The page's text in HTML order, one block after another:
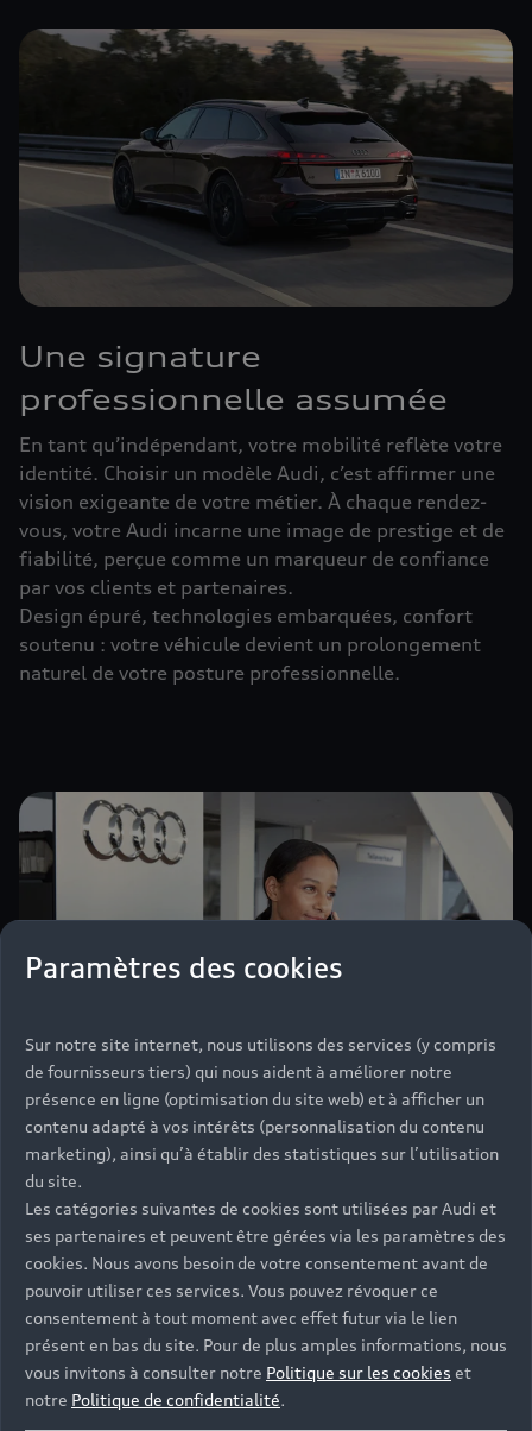
Une signature
professionnelle assumée
En tant qu’indépendant, votre mobilité reflète votre
identité. Choisir un modèle Audi, c’est affirmer une
vision exigeante de votre métier. À chaque rendez-
vous, votre Audi incarne une image de prestige et de
fiabilité, perçue comme un marqueur de confiance
par vos clients et partenaires.
Design épuré, technologies embarquées, confort
soutenu : votre véhicule devient un prolongement
naturel de votre posture professionnelle.
Audi Business : un achat
automobile serein
Associer votre activité à l’univers Audi, c’est faire le
choix de la sérénité. Le réseau Audi Business agit
comme un véritable partenaire. Nos équipes
comprennent les enjeux de votre quotidien et vous
proposent un accompagnement personnalisé sur le
financement et la fiscalité, des services adaptés et
des solutions conçues pour répondre aux spécificités
de votre métier.
Paramètres des cookies
Sur notre site internet, nous utilisons des services (y compris
de fournisseurs tiers) qui nous aident à améliorer notre
présence en ligne (optimisation du site web) et à afficher un
contenu adapté à vos intérêts (personnalisation du contenu
marketing), ainsi qu’à établir des statistiques sur l’utilisation
du site.
Les catégories suivantes de cookies sont utilisées par Audi et
ses partenaires et peuvent être gérées via les paramètres des
cookies. Nous avons besoin de votre consentement avant de
pouvoir utiliser ces services. Vous pouvez révoquer ce
consentement à tout moment avec effet futur via le lien
présent en bas du site. Pour de plus amples informations, nous
vous invitons à consulter notre Politique sur les cookies et
notre Politique de confidentialité.